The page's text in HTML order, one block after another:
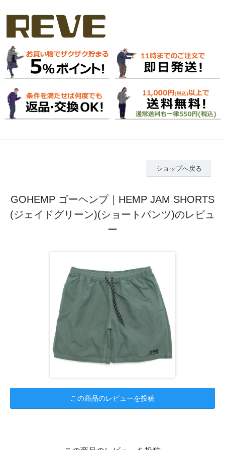
ショップへ戻る
GOHEMP ゴーヘンプ｜HEMP JAM SHORTS
(ジェイドグリーン)(ショートパンツ)のレビュ
ー
この商品のレビューを投稿